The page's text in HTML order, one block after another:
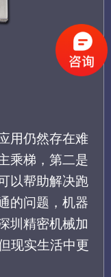
用仍然存在难
乘梯，第二是
以帮助解决跑
的问题，机器
圳精密机械加
现实生活中更